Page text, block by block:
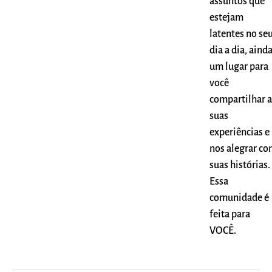
estejam
latentes no
dia a dia,
um lugar para
você
compartilhar
suas
experiências e
nos alegrar
suas histórias.
Essa
comunidade é
feita para
VOCÊ.